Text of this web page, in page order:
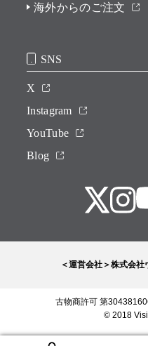
海外からのご注文
SNS
X
Instagram
YouTube
Blog
＜運営会社＞株式会
古物商許可 第
© 2018